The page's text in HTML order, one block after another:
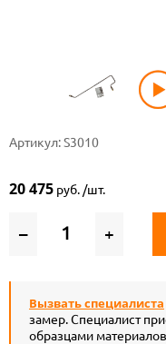
Артикул: S3010
20 475 руб. /шт.
– +
Вызвать специалиста
замер. Специалист
образцами